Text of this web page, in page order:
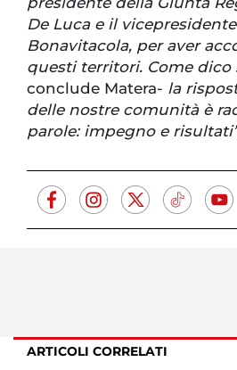
De Luca e il
Bonavitacola, per aver
questi territori. Come dico
conclude Matera- la
delle nostre comunità è
parole: impegno e
ARTICOLI CORRELATI